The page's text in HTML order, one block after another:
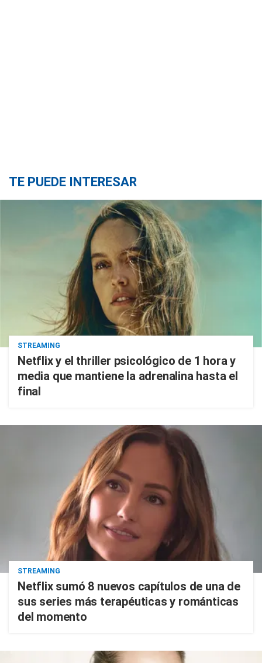
TE PUEDE INTERESAR
STREAMING
Netflix y el thriller psicológico de 1 hora y
media que mantiene la adrenalina hasta el
final
STREAMING
Netflix sumó 8 nuevos capítulos de una de
sus series más terapéuticas y románticas
del momento